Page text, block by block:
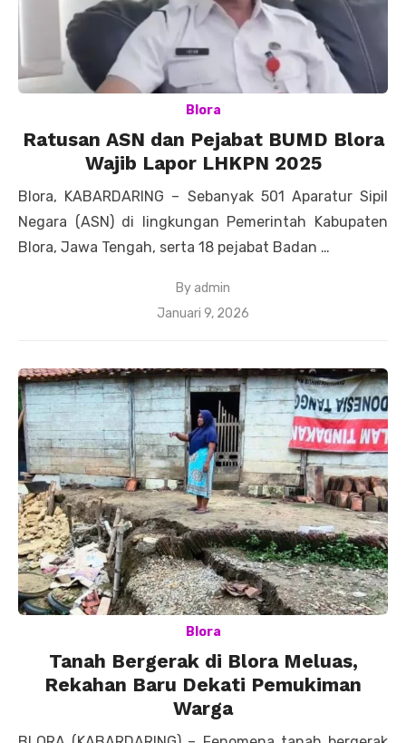
Blora
Ratusan ASN dan Pejabat BUMD Blora
Wajib Lapor LHKPN 2025
Blora, KABARDARING – Sebanyak 501 Aparatur Sipil
Negara (ASN) di lingkungan Pemerintah Kabupaten
Blora, Jawa Tengah, serta 18 pejabat Badan …
By admin
Posted
Januari 9, 2026
Blora
Tanah Bergerak di Blora Meluas,
Rekahan Baru Dekati Pemukiman
Warga